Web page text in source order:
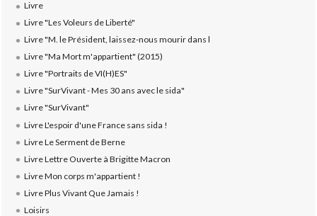
Livre
Livre "Les Voleurs de Liberté"
Livre "M. le Président, laissez-nous mourir dans l
Livre "Ma Mort m'appartient" (2015)
Livre "Portraits de VI(H)ES"
Livre "SurVivant - Mes 30 ans avec le sida"
Livre "SurVivant"
Livre L'espoir d'une France sans sida !
Livre Le Serment de Berne
Livre Lettre Ouverte à Brigitte Macron
Livre Mon corps m'appartient !
Livre Plus Vivant Que Jamais !
Loisirs